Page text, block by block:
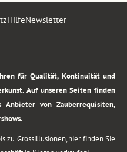
HilfeNewsletter
für Qualität, Kontinuität und
Auf unseren Seiten finden
von Zauberrequisiten,
zu Grossillusionen, hier finden Sie